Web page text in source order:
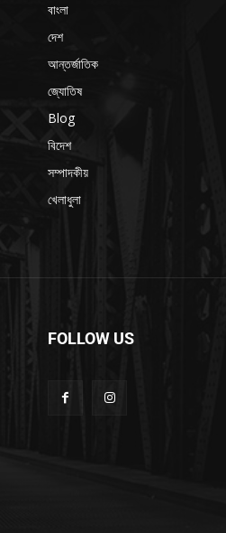
বাংলা
দেশ
আন্তর্জাতিক
জ্যোতিষ
Blog
বিদেশ
সম্পাদকীয়
খেলাধুলা
FOLLOW US